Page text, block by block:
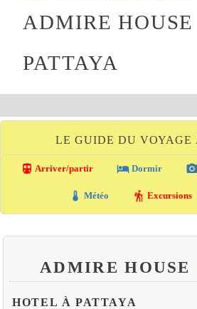
ADMIRE
PATTAYA
LE GUIDE DU VOYAGE
directions_transit Arriver/partir local_hotel Dormir photo_camera
thermostat Météo hiking Excursions
ADMIRE HOUSE
HOTEL À PATTAYA